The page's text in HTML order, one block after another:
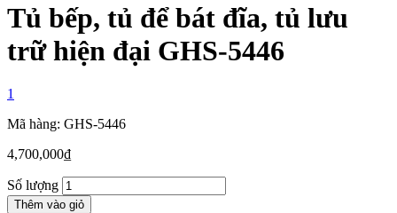
Tủ bếp, tủ để bát đĩa, tủ lưu
trữ hiện đại GHS-5446
1
Mã hàng: GHS-5446
4,700,000₫
Số lượng
Thêm vào giỏ